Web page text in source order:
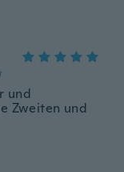
und
Zweiten und